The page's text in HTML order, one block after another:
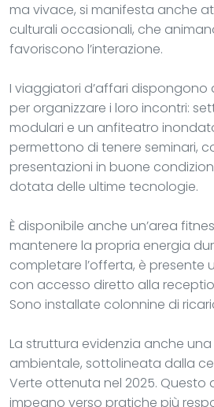
ma vivace, si manifesta anche
culturali occasionali, che
favoriscono l’interazione.
I viaggiatori d’affari dispongono
per organizzare i loro incontri:
modulari e un anfiteatro
permettono di tenere seminari,
presentazioni in buone
dotata delle ultime tecnologie.
È disponibile anche un’area
mantenere la propria energia
completare l’offerta, è presente
con accesso diretto alla
Sono installate colonnine di
La struttura evidenzia anche
ambientale, sottolineata dalla
Verte ottenuta nel 2025.
impegno verso pratiche più